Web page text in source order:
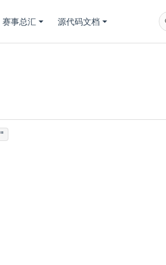
赛事总汇 源代码文档
"